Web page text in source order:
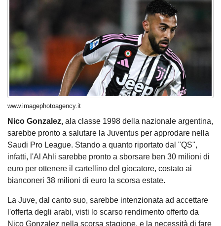
www.imagephotoagency.it
Nico Gonzalez, ala classe 1998 della nazionale argentina,
sarebbe pronto a salutare la Juventus per approdare nella
Saudi Pro League. Stando a quanto riportato dal "QS",
infatti, l'Al Ahli sarebbe pronto a sborsare ben 30 milioni di
euro per ottenere il cartellino del giocatore, costato ai
bianconeri 38 milioni di euro la scorsa estate.
La Juve, dal canto suo, sarebbe intenzionata ad accettare
l'offerta degli arabi, visti lo scarso rendimento offerto da
Nico Gonzalez nella scorsa stagione, e la necessità di fare